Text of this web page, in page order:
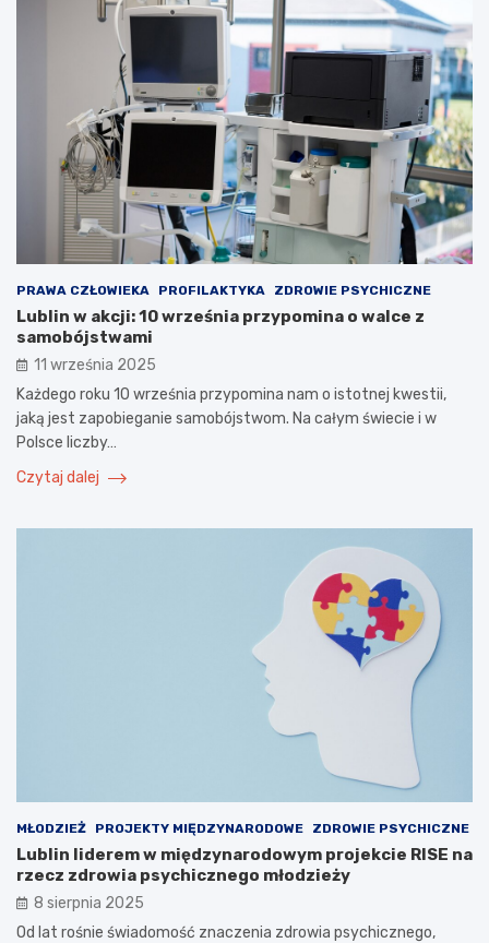
PRAWA CZŁOWIEKA PROFILAKTYKA ZDROWIE PSYCHICZNE
Lublin w akcji: 10 września przypomina o walce z
samobójstwami
11 września 2025
Każdego roku 10 września przypomina nam o istotnej kwestii,
jaką jest zapobieganie samobójstwom. Na całym świecie i w
Polsce liczby…
Czytaj dalej
MŁODZIEŻ PROJEKTY MIĘDZYNARODOWE ZDROWIE PSYCHICZNE
Lublin liderem w międzynarodowym projekcie RISE na
rzecz zdrowia psychicznego młodzieży
8 sierpnia 2025
Od lat rośnie świadomość znaczenia zdrowia psychicznego,